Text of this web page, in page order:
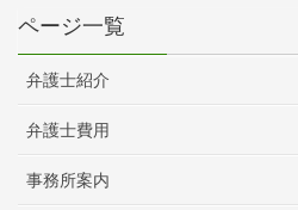
供は行いません。また個人情報
失、改竄、漏洩を防ぐための適
れる法令、規範を遵守します。
ついて継続的改善を実施します。
2. 個人情報の第三者への開示に
当事務所は、ご相談希望者様の
ページ一覧
弁護士紹介
弁護士費用
事務所案内